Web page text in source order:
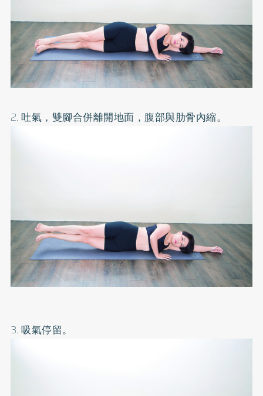
2. 吐氣，雙腳合併離開地面，腹部與肋骨內縮。
3. 吸氣停留。